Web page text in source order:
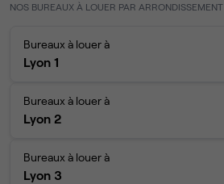
NOS BUREAUX À LOUER PAR ARRONDISSEMENT
Bureaux à louer à
Lyon 1
Bureaux à louer à
Lyon 2
Bureaux à louer à
Lyon 3